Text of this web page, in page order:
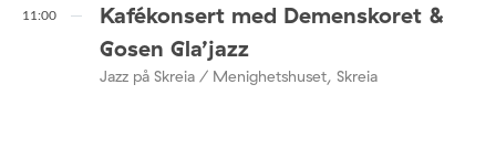
11:00
Kafékonsert med Demenskoret &
Gosen Gla’jazz
Jazz på Skreia / Menighetshuset, Skreia